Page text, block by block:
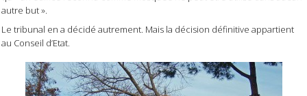
autre but ».
Le tribunal en a décidé autrement. Mais la décision définitive appartient
au Conseil d’Etat.